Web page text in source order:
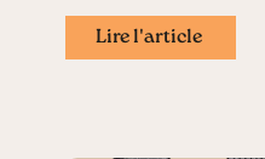
Lire l'article